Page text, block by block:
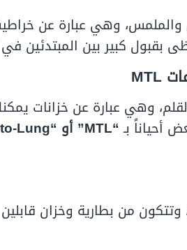
والملمس، وهي عبارة عن
بقبول كبير بين المبتدئين في
وهي عبارة عن خزانات
أحياناً بـ“MTL” أو “Mouth-to-Lung”
وتتكون من بطارية وخزان